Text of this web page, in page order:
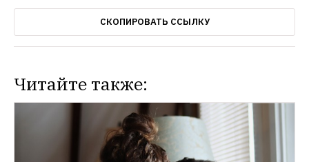
СКОПИРОВАТЬ ССЫЛКУ
Читайте также: